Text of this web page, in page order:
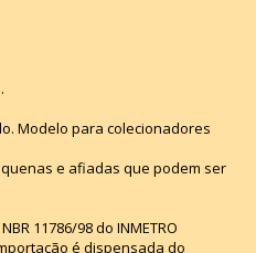
Modelo para colecionadores
e afiadas que podem ser
11786/98 do INMETRO
é dispensada do